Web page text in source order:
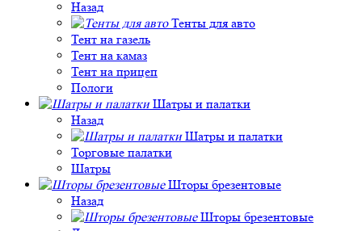
Назад
Тенты для авто
Тент на газель
Тент на камаз
Тент на прицеп
Пологи
Шатры и палатки
Назад
Шатры и палатки
Торговые палатки
Шатры
Шторы брезентовые
Назад
Шторы брезентовые